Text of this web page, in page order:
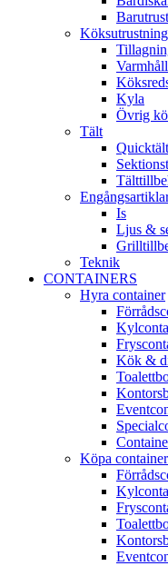
Köksutrustning
Kyla
Övrig
Tält
Quicktält
Is
Ljus &
Teknik
CONTAINERS
Hyra container
Kök &
Köpa container